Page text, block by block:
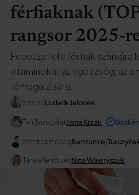
férfiaknak
rangsor 2025-
Fedezze fel a férfiak számára
vitaminokat az egészség, az
támogatására.
SzerzőLudwik Jelonek
FelülvizsgálatIlona Krzak
SzerkesztőségBartłomiej
TényellenőrzésNina Wawryszuk